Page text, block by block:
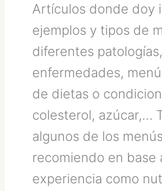
Artículos donde doy
ejemplos y tipos de
diferentes patologías,
enfermedades,
de dietas o
colesterol, azúcar,…
algunos de los
recomiendo en base
experiencia como